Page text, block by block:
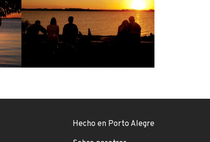
Footer menu
Hecho en Porto Alegre